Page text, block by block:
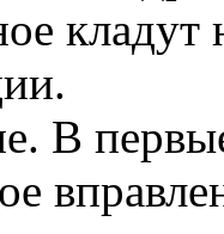
кладут
В